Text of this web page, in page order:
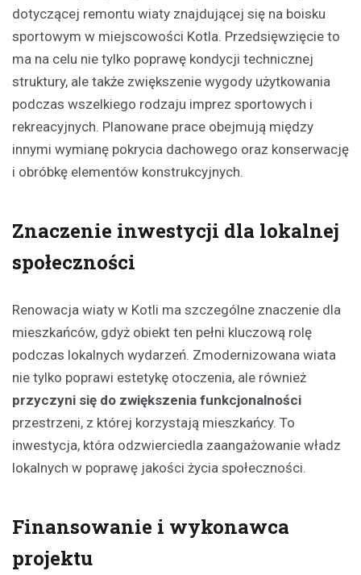
dotyczącej remontu wiaty znajdującej się na boisku
sportowym w miejscowości Kotla. Przedsięwzięcie to
ma na celu nie tylko poprawę kondycji technicznej
struktury, ale także zwiększenie wygody użytkowania
podczas wszelkiego rodzaju imprez sportowych i
rekreacyjnych. Planowane prace obejmują między
innymi wymianę pokrycia dachowego oraz konserwację
i obróbkę elementów konstrukcyjnych.
Znaczenie inwestycji dla lokalnej
społeczności
Renowacja wiaty w Kotli ma szczególne znaczenie dla
mieszkańców, gdyż obiekt ten pełni kluczową rolę
podczas lokalnych wydarzeń. Zmodernizowana wiata
nie tylko poprawi estetykę otoczenia, ale również
przyczyni się do zwiększenia funkcjonalności
przestrzeni, z której korzystają mieszkańcy. To
inwestycja, która odzwierciedla zaangażowanie władz
lokalnych w poprawę jakości życia społeczności.
Finansowanie i wykonawca
projektu